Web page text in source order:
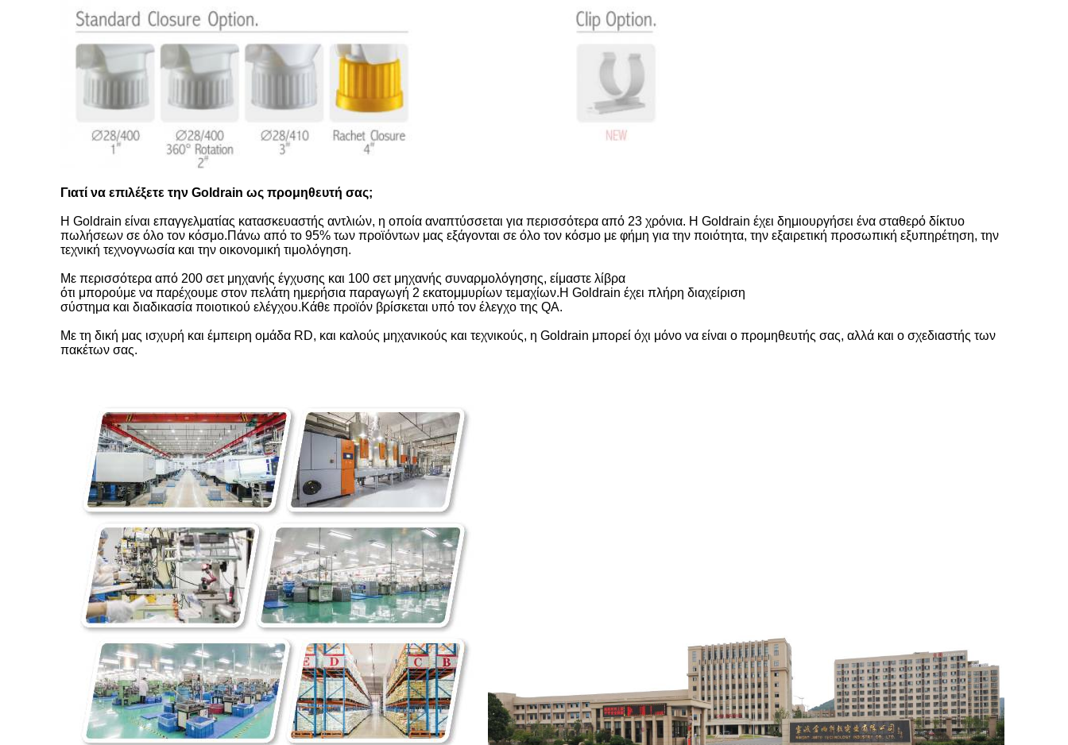
Γιατί να επιλέξετε την Goldrain ως προμηθευτή σας;
Η Goldrain είναι επαγγελματίας κατασκευαστής αντλιών, η οποία αναπτύσσεται για περισσότερα από 23 χρόνια. Η Goldrain έχει δημιουργήσει ένα σταθερό δίκτυο
πωλήσεων σε όλο τον κόσμο.Πάνω από το 95% των προϊόντων μας εξάγονται σε όλο τον κόσμο με φήμη για την ποιότητα, την εξαιρετική προσωπική εξυπηρέτηση, την
τεχνική τεχνογνωσία και την οικονομική τιμολόγηση.
Με περισσότερα από 200 σετ μηχανής έγχυσης και 100 σετ μηχανής συναρμολόγησης, είμαστε λίβρα
ότι μπορούμε να παρέχουμε στον πελάτη ημερήσια παραγωγή 2 εκατομμυρίων τεμαχίων.Η Goldrain έχει πλήρη διαχείριση
σύστημα και διαδικασία ποιοτικού ελέγχου.Κάθε προϊόν βρίσκεται υπό τον έλεγχο της QA.
Με τη δική μας ισχυρή και έμπειρη ομάδα RD, και καλούς μηχανικούς και τεχνικούς, η Goldrain μπορεί όχι μόνο να είναι ο προμηθευτής σας, αλλά και ο σχεδιαστής των
πακέτων σας.